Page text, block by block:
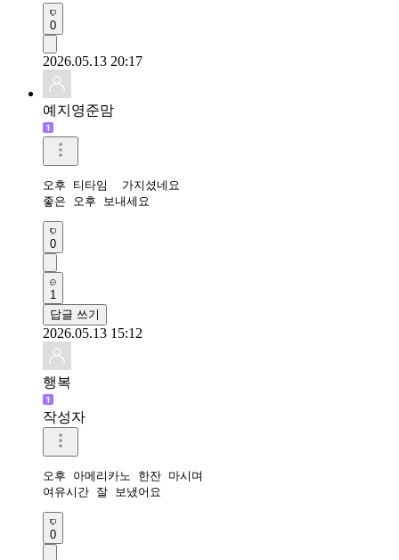
0
2026.05.13 20:17
예지영준맘
오후 티타임  가지셨네요
좋은 오후 보내세요
0
1
답글 쓰기
2026.05.13 15:12
행복
작성자
오후 아메리카노 한잔 마시며
여유시간 잘 보냈어요
0